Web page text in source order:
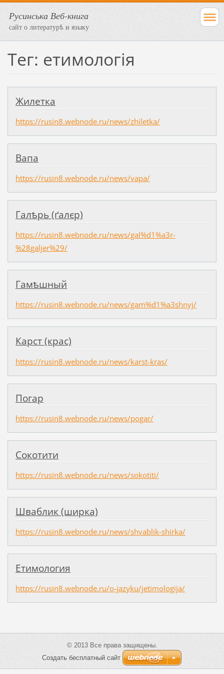
Русинська Веб-книга
сайт о литературѣ и языку
Тег: етимологія
Жилетка
https://rusin8.webnode.ru/news/zhiletka/
Вапа
https://rusin8.webnode.ru/news/vapa/
Галѣрь (ґалєр)
https://rusin8.webnode.ru/news/gal%d1%a3r-
%28galjer%29/
Гамѣшный
https://rusin8.webnode.ru/news/gam%d1%a3shnyj/
Карст (крас)
https://rusin8.webnode.ru/news/karst-kras/
Погар
https://rusin8.webnode.ru/news/pogar/
Сокотити
https://rusin8.webnode.ru/news/sokotiti/
Шваблик (ширка)
https://rusin8.webnode.ru/news/shvablik-shirka/
Етимология
https://rusin8.webnode.ru/o-jazyku/jetimologija/
© 2013 Все права защищены.
Создать бесплатный сайт